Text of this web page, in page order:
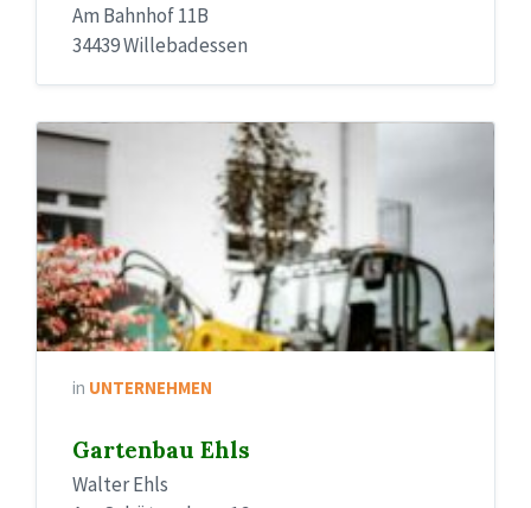
Am Bahnhof 11B
34439 Willebadessen
in UNTERNEHMEN
Gartenbau Ehls
Walter Ehls